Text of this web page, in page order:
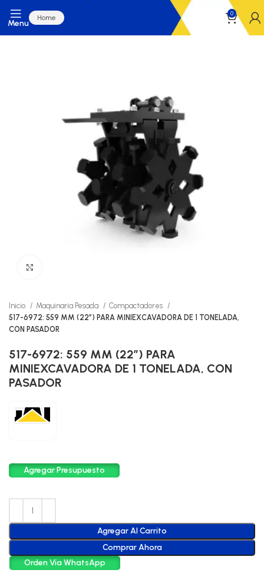
Menu
Home
0
Inicio Maquinaria Pesada
Compactadores
517-6972: 559 MM (22″) PARA MINIEXCAVADORA DE 1 TONELADA,
CON PASADOR
517-6972: 559 MM (22″) PARA
MINIEXCAVADORA DE 1 TONELADA, CON
PASADOR
Agregar Presupuesto
Agregar Al Carrito
Comprar Ahora
Orden Vía WhatsApp